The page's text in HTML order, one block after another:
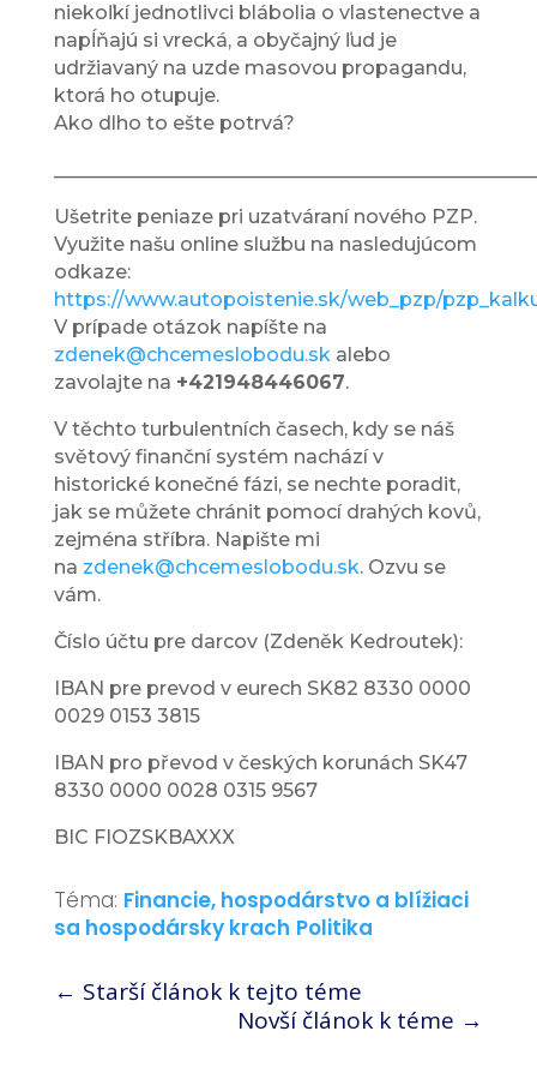
niekoľkí jednotlivci blábolia o vlastenectve a
napĺňajú si vrecká, a obyčajný ľud je
udržiavaný na uzde masovou propagandu,
ktorá ho otupuje.
Ako dlho to ešte potrvá?
Ušetrite peniaze pri uzatváraní nového PZP.
Využite našu online službu na nasledujúcom
odkaze:
https://www.autopoistenie.sk/web_pzp/
V prípade otázok napíšte na
zdenek@chcemeslobodu.skalebo
zavolajte na +421948446067.
V těchto turbulentních časech, kdy se náš
světový finanční systém nachází v
historické konečné fázi, se nechte poradit,
jak se můžete chránit pomocí drahých kovů,
zejména stříbra. Napište mi
na zdenek@chcemeslobodu.sk. Ozvu se
vám.
Číslo účtu pre darcov (Zdeněk Kedroutek):
IBAN pre prevod v eurech SK82 8330 0000
0029 0153 3815
IBAN pro převod v českých korunách SK47
8330 0000 0028 0315 9567
BIC FIOZSKBAXXX
Téma: Financie, hospodárstvo a blížiaci
sa hospodársky krach Politika
← Starší článok k tejto téme
Novší článok k téme →